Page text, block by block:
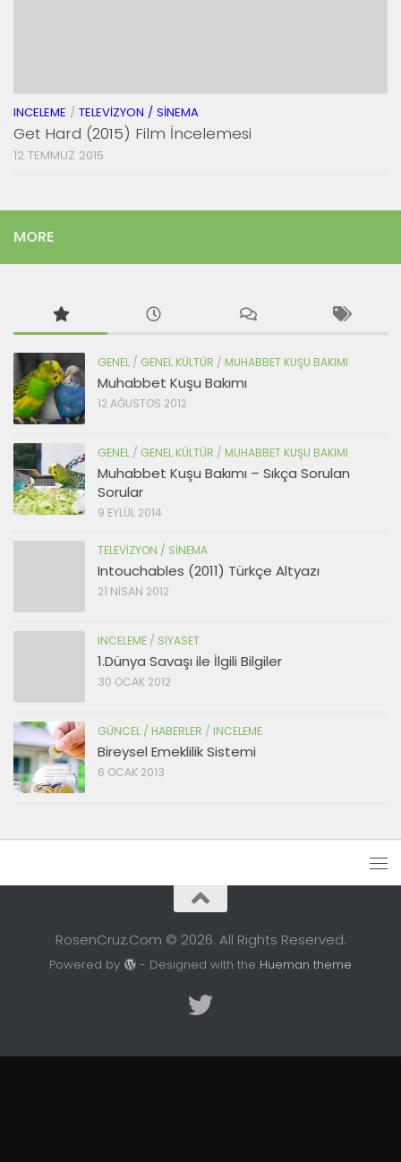
INCELEME / TELEVIZYON / SINEMA
Get Hard (2015) Film İncelemesi
12 TEMMUZ 2015
MORE
GENEL / GENEL KÜLTÜR / MUHABBET KUŞU BAKIMI
Muhabbet Kuşu Bakımı
12 AĞUSTOS 2012
GENEL / GENEL KÜLTÜR / MUHABBET KUŞU BAKIMI
Muhabbet Kuşu Bakımı – Sıkça Sorulan
Sorular
9 EYLÜL 2014
TELEVIZYON / SINEMA
Intouchables (2011) Türkçe Altyazı
21 NISAN 2012
INCELEME / SIYASET
1.Dünya Savaşı ile İlgili Bilgiler
30 OCAK 2012
GÜNCEL / HABERLER / INCELEME
Bireysel Emeklilik Sistemi
6 OCAK 2013
RosenCruz.Com © 2026. All Rights Reserved.
Powered by - Designed with the Hueman theme